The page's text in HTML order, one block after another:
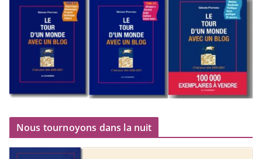
Nous tournoyons dans la nuit